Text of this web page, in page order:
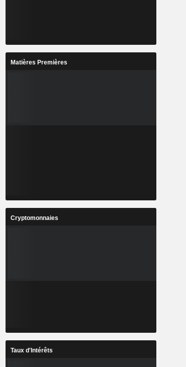
Matières Premières
Cryptomonnaies
Taux d'Intérêts